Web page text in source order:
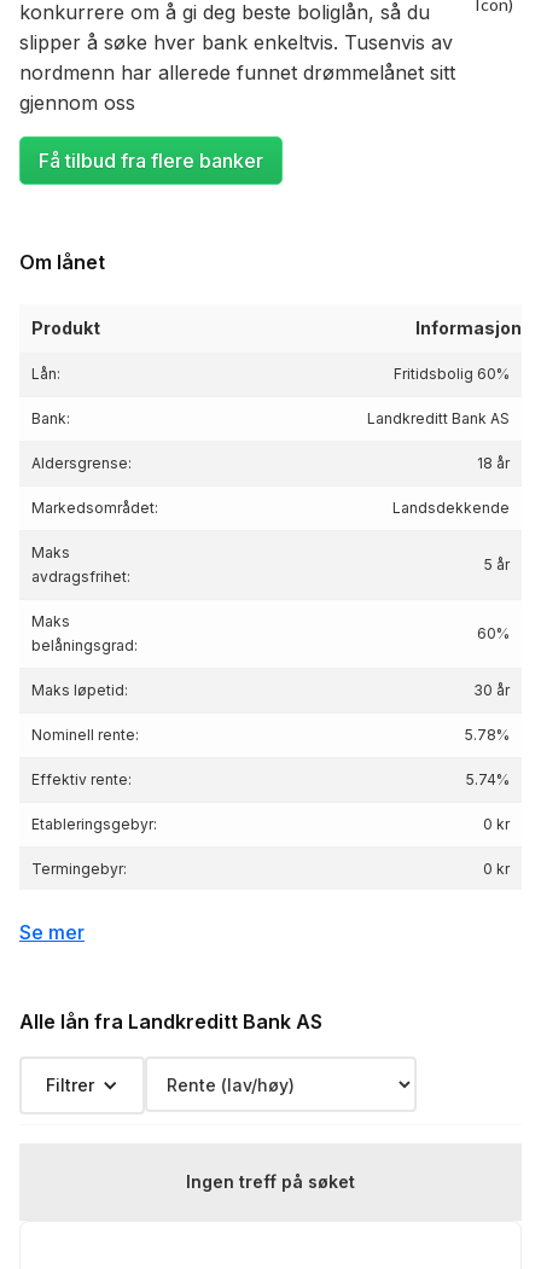
konkurrere om å gi deg beste boliglån, så du
slipper å søke hver bank enkeltvis. Tusenvis av
nordmenn har allerede funnet drømmelånet sitt
gjennom oss
Få tilbud fra flere banker
Om lånet
Produkt Informasjon
Lån: Fritidsbolig 60%
Bank: Landkreditt Bank AS
Aldersgrense: 18 år
Markedsområdet: Landsdekkende
Maks
avdragsfrihet:
5 år
Maks
belåningsgrad:
60%
Maks løpetid: 30 år
Nominell rente: 5.78%
Effektiv rente: 5.74%
Etableringsgebyr: 0 kr
Termingebyr: 0 kr
Se mer
Alle lån fra Landkreditt Bank AS
Filtrer
Ingen treff på søket